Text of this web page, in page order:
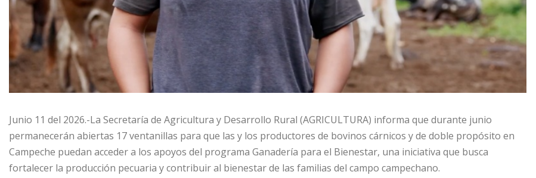
Junio 11 del 2026.-La Secretaría de Agricultura y Desarrollo Rural (AGRICULTURA) informa que durante junio
permanecerán abiertas 17 ventanillas para que las y los productores de bovinos cárnicos y de doble propósito en
Campeche puedan acceder a los apoyos del programa Ganadería para el Bienestar, una iniciativa que busca
fortalecer la producción pecuaria y contribuir al bienestar de las familias del campo campechano.